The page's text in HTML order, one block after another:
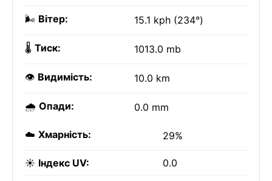
🌬️ Вітер: 15.1 kph (234°)
🌡️ Тиск: 1013.0 mb
👁️ Видимість: 10.0 km
🌧️ Опади: 0.0 mm
☁️ Хмарність: 29%
☀️ Індекс UV: 0.0